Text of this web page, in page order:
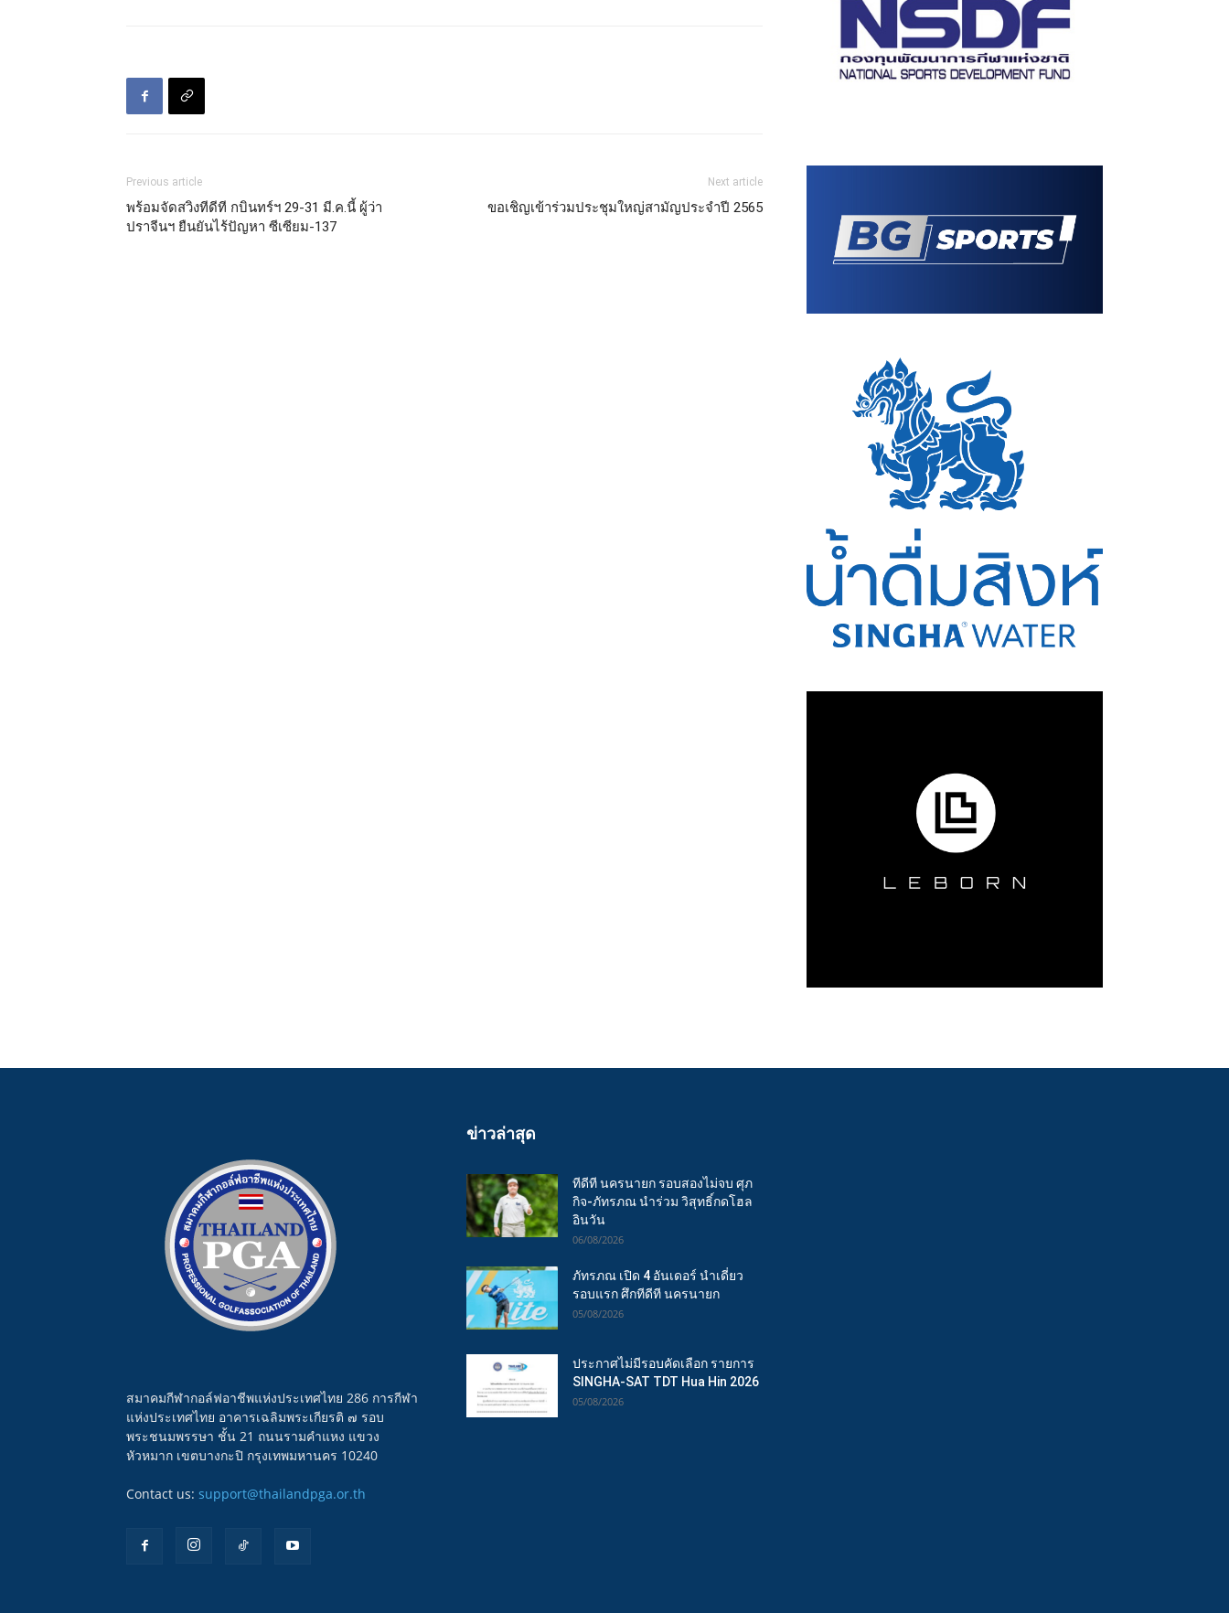
Previous article
พร้อมจัดสวิงทีดีที กบินทร์ฯ 29-31 มี.ค.นี้ ผู้ว่า
ปราจีนฯ ยืนยันไร้ปัญหา ซีเซียม-137
Next article
ขอเชิญเข้าร่วมประชุมใหญ่สามัญประจำปี 2565
สมาคมกีฬากอล์ฟอาชีพแห่งประเทศไทย 286 การกีฬา
แห่งประเทศไทย อาคารเฉลิมพระเกียรติ ๗ รอบ
พระชนมพรรษา ชั้น 21 ถนนรามคำแหง แขวง
หัวหมาก เขตบางกะปิ กรุงเทพมหานคร 10240
Contact us: support@thailandpga.or.th
ข่าวล่าสุด
ทีดีที นครนายก รอบสองไม่จบ ศุภ
กิจ-ภัทรภณ นำร่วม วิสุทธิ์กดโฮล
อินวัน
06/08/2026
ภัทรภณ เปิด 4 อันเดอร์ นำเดี่ยว
รอบแรก ศึกทีดีที นครนายก
05/08/2026
ประกาศไม่มีรอบคัดเลือก รายการ
SINGHA-SAT TDT Hua Hin 2026
05/08/2026